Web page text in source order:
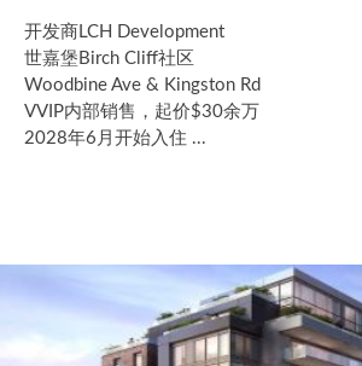
开发商LCH Development
世嘉堡Birch Cliff社区
Woodbine Ave & Kingston Rd
VVIP内部销售，起价$30余万
2028年6月开始入住 ...